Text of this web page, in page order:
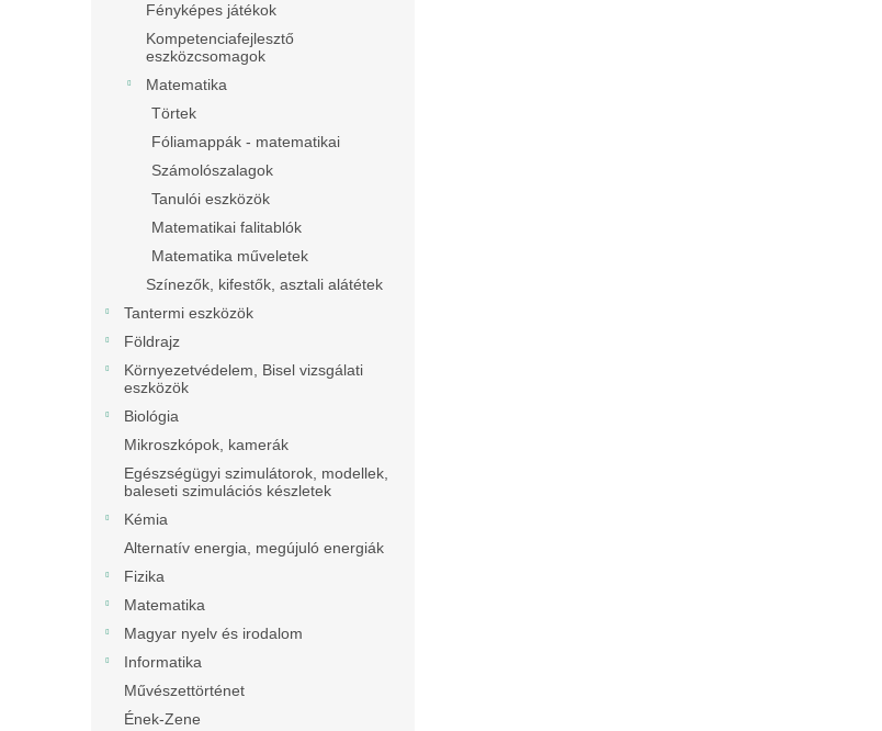
Fényképes játékok
Kompetenciafejlesztő
eszközcsomagok
Matematika
Törtek
Fóliamappák - matematikai
Számolószalagok
Tanulói eszközök
Matematikai falitablók
Matematika műveletek
Színezők, kifestők, asztali alátétek
Tantermi eszközök
Földrajz
Környezetvédelem, Bisel vizsgálati
eszközök
Biológia
Mikroszkópok, kamerák
Egészségügyi szimulátorok, modellek,
baleseti szimulációs készletek
Kémia
Alternatív energia, megújuló energiák
Fizika
Matematika
Magyar nyelv és irodalom
Informatika
Művészettörténet
Ének-Zene